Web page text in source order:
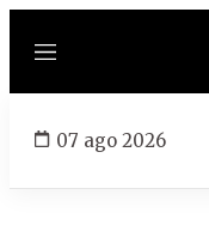
Menú
07 ago 2026